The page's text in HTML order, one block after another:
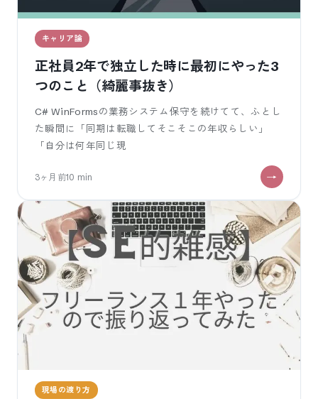
キャリア論
正社員2年で独立した時に最初にやった3
つのこと（綺麗事抜き）
C# WinFormsの業務システム保守を続けてて、ふとし
た瞬間に「同期は転職してそこそこの年収らしい」
「自分は何年同じ現
3ヶ月前10 min
現場の渡り方